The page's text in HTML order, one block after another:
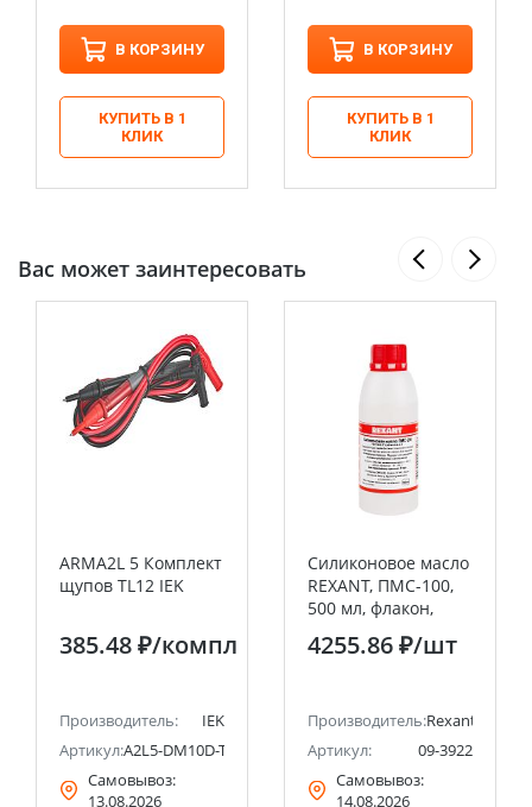
В КОРЗИНУ
КУПИТЬ В 1
КЛИК
В КОРЗИНУ
КУПИТЬ В 1
КЛИК
Вас может заинтересовать
ARMA2L 5 Комплект
щупов TL12 IEK
385.48 ₽/компл
Производитель:
IEK
Артикул:A2L5-DM10D-TL1-093-16
Самовывоз:
13.08.2026
Силиконовое масло
REXANT, ПМС-100,
500 мл, флакон,
(Полиметилсилоксан)
4255.86 ₽/шт
Производитель:Rexant
Артикул:
09-3922
Самовывоз:
14.08.2026